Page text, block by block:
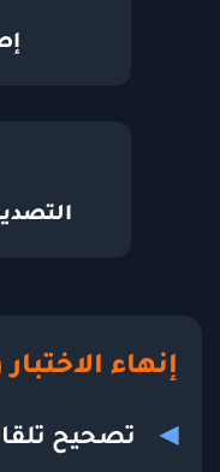
إنهاء
تصحيح